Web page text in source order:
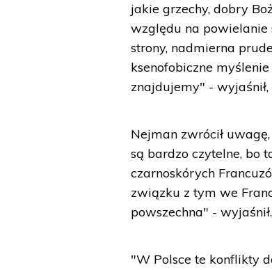
jakie grzechy, dobry
względu na powielanie
strony, nadmierna
ksenofobiczne
znajdujemy" -
Nejman zwrócił
są bardzo czytelne, bo
czarnoskórych
związku z tym we
powszechna" - wyjaśnił.
"W Polsce te konflikty